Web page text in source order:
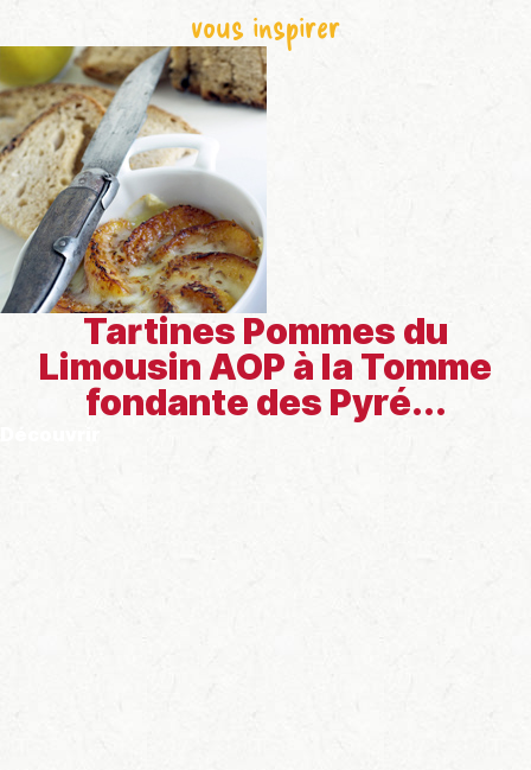
vous inspirer
Tartines Pommes du
Limousin AOP à la Tomme
fondante des Pyré...